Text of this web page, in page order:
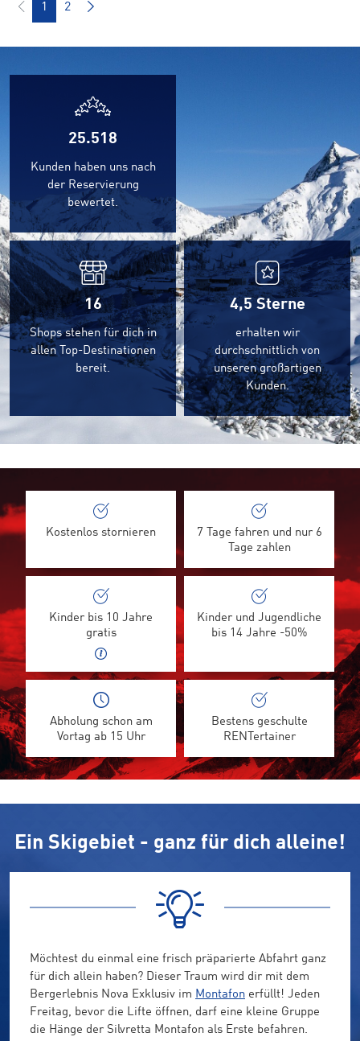
1 2
25.518
Kunden haben uns nach
der Reservierung
bewertet.
16
Shops stehen für dich in
allen Top-Destinationen
bereit.
4,5 Sterne
erhalten wir
durchschnittlich von
unseren großartigen
Kunden.
Kostenlos stornieren
7 Tage fahren und nur 6
Tage zahlen
Kinder bis 10 Jahre
gratis
Kinder und Jugendliche
bis 14 Jahre -50%
Abholung schon am
Vortag ab 15 Uhr
Bestens geschulte
RENTertainer
Ein Skigebiet - ganz für dich alleine!
Möchtest du einmal eine frisch präparierte Abfahrt ganz
für dich allein haben? Dieser Traum wird dir mit dem
Bergerlebnis Nova Exklusiv im Montafon erfüllt! Jeden
Freitag, bevor die Lifte öffnen, darf eine kleine Gruppe
die Hänge der Silvretta Montafon als Erste befahren.